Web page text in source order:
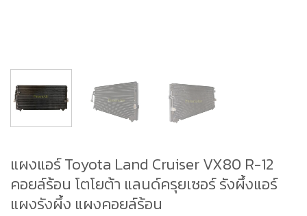
แผงแอร์ Toyota Land Cruiser VX80 R-12
คอยล์ร้อน โตโยต้า แลนด์ครุยเซอร์ รังผึ้งแอร์
แผงรังผึ้ง แผงคอยล์ร้อน